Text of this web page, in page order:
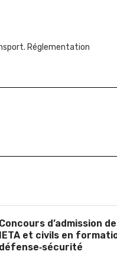
Réglementation
Concours d’admission
IETA et civils en
défense‑sécurité